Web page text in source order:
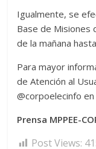
Igualmente, se
Base de Misiones
de la mañana
Para mayor
de Atención al
@corpoelecinfo
Prensa MPPEE-
Post Views: